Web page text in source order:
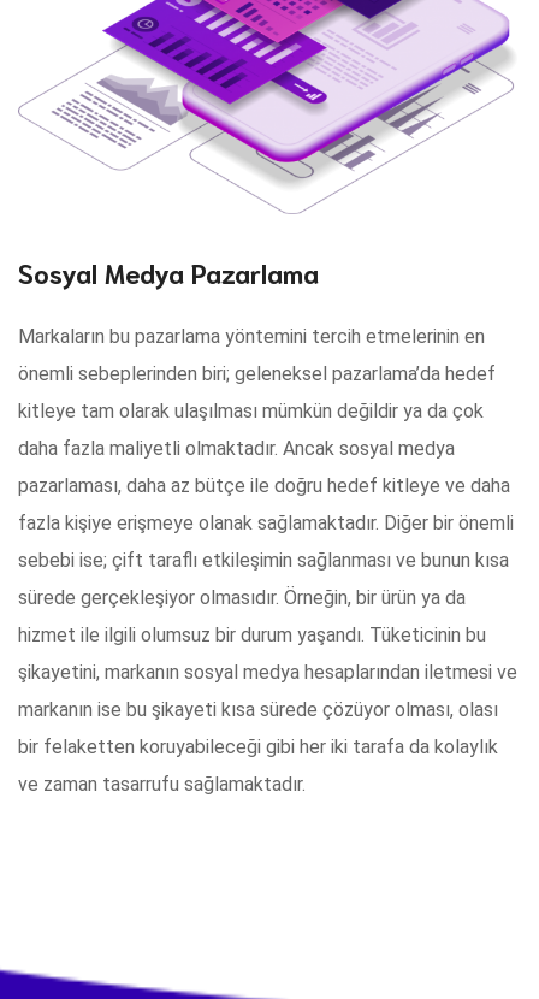
Sosyal Medya Pazarlama
Markaların bu pazarlama yöntemini tercih etmelerinin en
önemli sebeplerinden biri; geleneksel pazarlama’da hedef
kitleye tam olarak ulaşılması mümkün değildir ya da çok
daha fazla maliyetli olmaktadır. Ancak sosyal medya
pazarlaması, daha az bütçe ile doğru hedef kitleye ve daha
fazla kişiye erişmeye olanak sağlamaktadır. Diğer bir önemli
sebebi ise; çift taraflı etkileşimin sağlanması ve bunun kısa
sürede gerçekleşiyor olmasıdır. Örneğin, bir ürün ya da
hizmet ile ilgili olumsuz bir durum yaşandı. Tüketicinin bu
şikayetini, markanın sosyal medya hesaplarından iletmesi ve
markanın ise bu şikayeti kısa sürede çözüyor olması, olası
bir felaketten koruyabileceği gibi her iki tarafa da kolaylık
ve zaman tasarrufu sağlamaktadır.